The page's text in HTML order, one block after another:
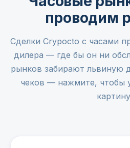
проводим
Сделки Crypocto с часами
дилера — где бы он ни
рынков забирают львиную
чеков — нажмите, чтобы